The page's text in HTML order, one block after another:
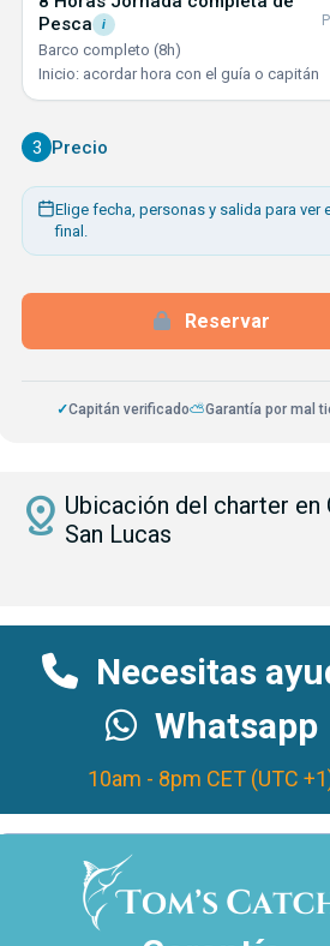
Pesca
i
Barco completo (8h)
Inicio: acordar hora con el guía o capitán
3 Precio
Elige fecha, personas y salida para ver
final.
Reservar
✓Capitán verificado⛅Garantía por mal
distance Ubicación del charter en
San Lucas
Necesitas
Whatsapp
10am - 8pm CET (UTC